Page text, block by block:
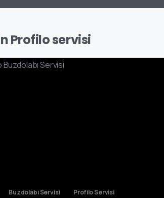
Profilo servisi
Buzdolabı Servisi Profilo Servisi